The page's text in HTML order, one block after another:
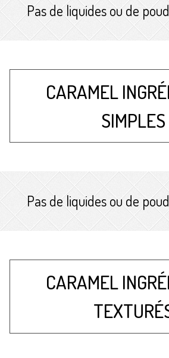
Pas de liquides ou de
CARAMEL
SIMPLES
Pas de liquides ou de
CARAMEL